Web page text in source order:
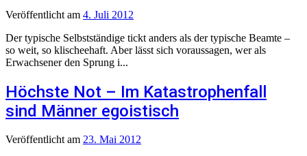
Veröffentlicht am 4. Juli 2012
Der typische Selbstständige tickt anders als der typische Beamte –
so weit, so klischeehaft. Aber lässt sich voraussagen, wer als
Erwachsener den Sprung i...
Höchste Not – Im Katastrophenfall
sind Männer egoistisch
Veröffentlichtam 23. Mai 2012